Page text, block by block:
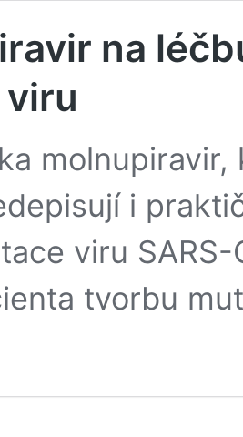
na
i
viru
tvorbu